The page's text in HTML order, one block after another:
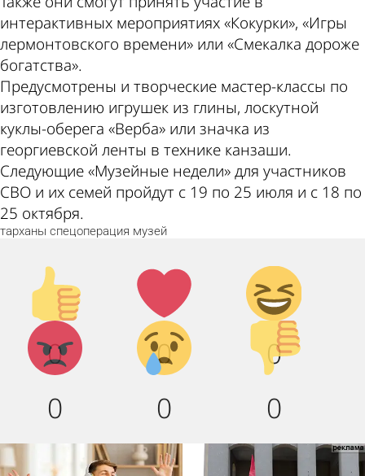
интерактивных мероприятиях «Кокурки», «Игры
лермонтовского времени» или «Смекалка дороже
богатства».
Предусмотрены и творческие мастер-классы по
изготовлению игрушек из глины, лоскутной
куклы-оберега «Верба» или значка из
георгиевской ленты в технике канзаши.
Следующие «Музейные недели» для участников
СВО и их семей пройдут с 19 по 25 июля и с 18 по
25 октября.
тарханы спецоперация музей
Палец
вверх!
0
Лайк!
0
Дикий
смех!
0
Агрессия!
0
Грусть
:(
0
Палец
вниз!
0